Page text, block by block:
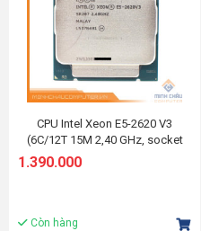
CPU Intel Xeon E5-2620 V3
(6C/12T 15M 2,40 GHz, socket
1.390.000
Còn hàng